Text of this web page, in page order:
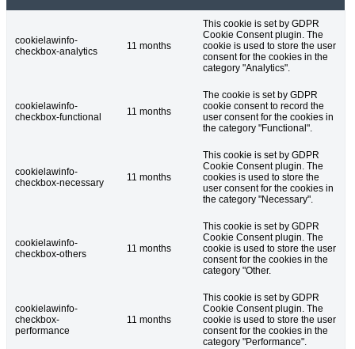
cookielawinfo-
checkbox-analytics
11 months
This cookie is set by GDPR
Cookie Consent plugin. The
cookie is used to store the user
consent for the cookies in the
category "Analytics".
cookielawinfo-
checkbox-functional
11 months
The cookie is set by GDPR
cookie consent to record the
user consent for the cookies in
the category "Functional".
cookielawinfo-
checkbox-necessary
11 months
This cookie is set by GDPR
Cookie Consent plugin. The
cookies is used to store the
user consent for the cookies in
the category "Necessary".
cookielawinfo-
checkbox-others
11 months
This cookie is set by GDPR
Cookie Consent plugin. The
cookie is used to store the user
consent for the cookies in the
category "Other.
cookielawinfo-
checkbox-
performance
11 months
This cookie is set by GDPR
Cookie Consent plugin. The
cookie is used to store the user
consent for the cookies in the
category "Performance".